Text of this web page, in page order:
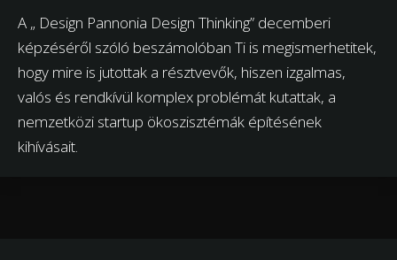
A „ Design Pannonia Design Thinking” decemberi
képzéséről szóló beszámolóban Ti is megismerhetitek,
hogy mire is jutottak a résztvevők, hiszen izgalmas,
valós és rendkívül komplex problémát kutattak, a
nemzetközi startup ökoszisztémák építésének
kihívásait.